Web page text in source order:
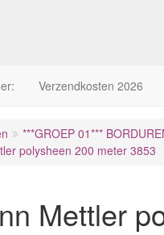
Verzendkosten 2026
***GROEP 01***
polysheen 200 meter 3853
Mettler